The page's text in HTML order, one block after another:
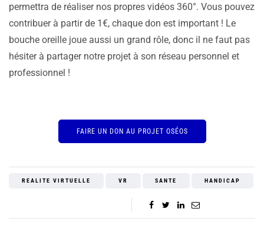
permettra de réaliser nos propres vidéos 360°. Vous pouvez
contribuer à partir de 1€, chaque don est important ! Le
bouche oreille joue aussi un grand rôle, donc il ne faut pas
hésiter à partager notre projet à son réseau personnel et
professionnel !
FAIRE UN DON AU PROJET OSÉOS
REALITE VIRTUELLE VR SANTE HANDICAP